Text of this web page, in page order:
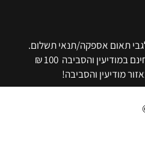
תאום אספקה/תנאי תשלום.
במודיעין והסביבה 100 ₪
מודיעין והסביבה!